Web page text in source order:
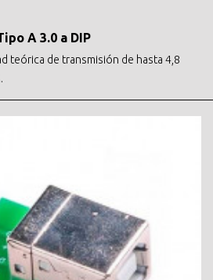
A 3.0 a DIP
teórica de transmisión de hasta 4,8